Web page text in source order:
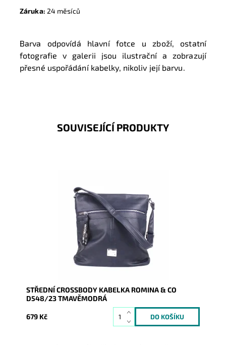
Záruka: 24 měsíců
Barva odpovídá hlavní fotce u zboží, ostatní
fotografie v galerii jsou ilustrační a zobrazují
přesné uspořádání kabelky, nikoliv její barvu.
SOUVISEJÍCÍ PRODUKTY
Středně velká tmavěmodrá crossbody kabelka značky
ROMINA & CO je velmi dobře řešena a díky tomu se
Skladem
16775
ROMINA&CO
2 roky
STŘEDNÍ CROSSBODY KABELKA ROMINA & CO
D548/23 TMAVĚMODRÁ
679 Kč